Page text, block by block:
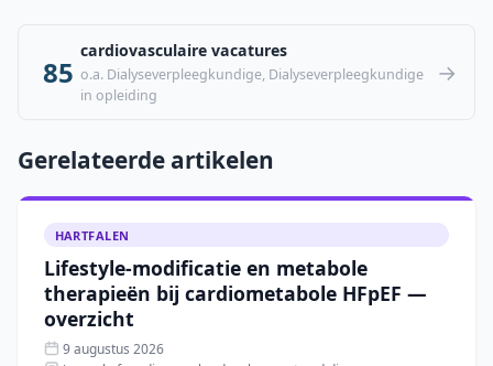
85
cardiovasculaire vacatures
o.a. Dialyseverpleegkundige, Dialyseverpleegkundige
in opleiding
→
Gerelateerde artikelen
HARTFALEN
Lifestyle-modificatie en metabole
therapieën bij cardiometabole HFpEF —
overzicht
9 augustus 2026